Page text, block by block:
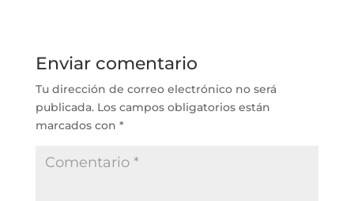
Enviar comentario
Tu dirección de correo electrónico no será
publicada. Los campos obligatorios están
marcados con *